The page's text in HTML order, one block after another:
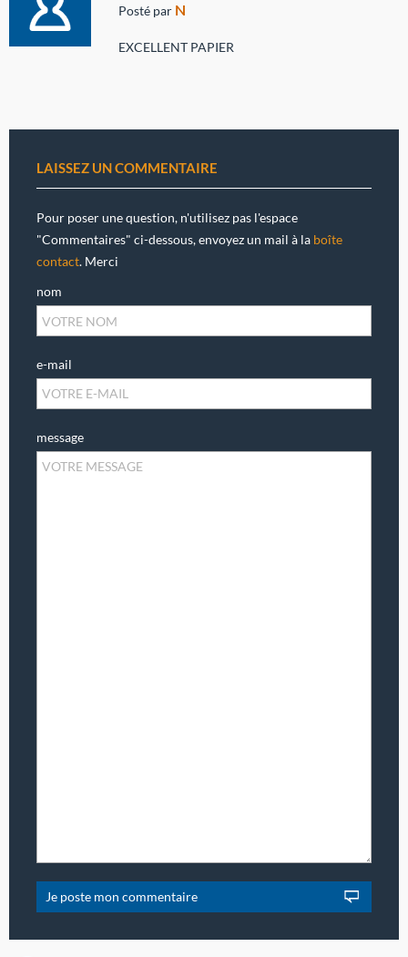
Posté par N
EXCELLENT PAPIER
LAISSEZ UN COMMENTAIRE
Pour poser une question, n'utilisez pas l'espace
"Commentaires" ci-dessous, envoyez un mail à la boîte
contact. Merci
nom
e-mail
message